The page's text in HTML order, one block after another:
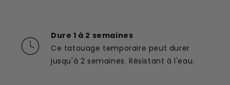
Dure 1 à 2 semaines
Ce tatouage temporaire peut durer
jusqu'à 2 semaines. Résistant à l'eau.